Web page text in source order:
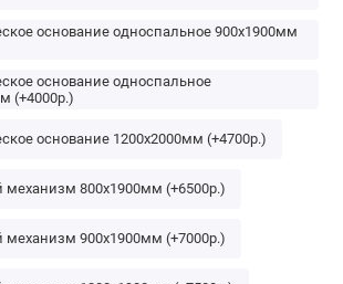
основание односпальное 900х1900мм
основание односпальное
(+4000р.)
основание 1200х2000мм (+4700р.)
800х1900мм (+6500р.)
900х1900мм (+7000р.)